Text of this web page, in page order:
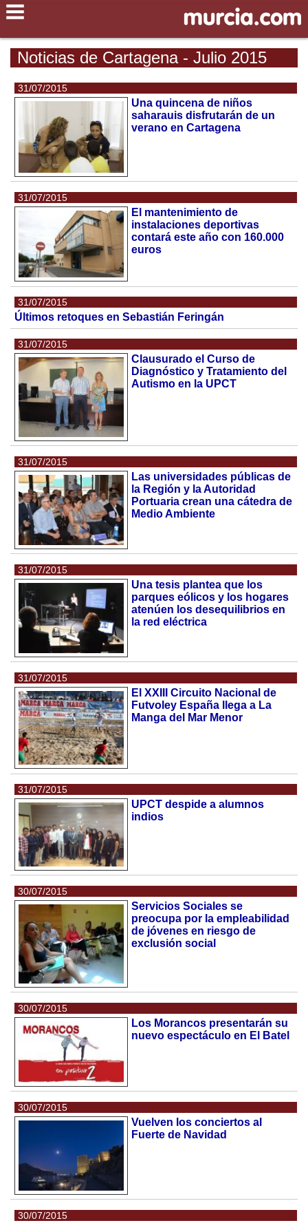
Noticias de Cartagena - Julio 2015
31/07/2015
Una quincena de niños
saharauis disfrutarán de un
verano en Cartagena
31/07/2015
El mantenimiento de
instalaciones deportivas
contará este año con 160.000
euros
31/07/2015
Últimos retoques en Sebastián Feringán
31/07/2015
Clausurado el Curso de
Diagnóstico y Tratamiento del
Autismo en la UPCT
31/07/2015
Las universidades públicas de
la Región y la Autoridad
Portuaria crean una cátedra de
Medio Ambiente
31/07/2015
Una tesis plantea que los
parques eólicos y los hogares
atenúen los desequilibrios en
la red eléctrica
31/07/2015
El XXIII Circuito Nacional de
Futvoley España llega a La
Manga del Mar Menor
31/07/2015
UPCT despide a alumnos
indios
30/07/2015
Servicios Sociales se
preocupa por la empleabilidad
de jóvenes en riesgo de
exclusión social
30/07/2015
Los Morancos presentarán su
nuevo espectáculo en El Batel
30/07/2015
Vuelven los conciertos al
Fuerte de Navidad
30/07/2015